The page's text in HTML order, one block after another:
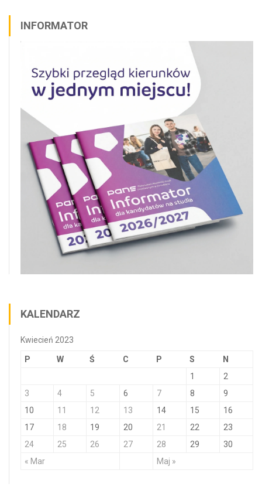
INFORMATOR
KALENDARZ
Kwiecień 2023
P W Ś C P S N
« Mar Maj »
1
2
3
4 5 6 7 8
9
10
11 12 13 14 15
16
17
18 19 20 21 22
23
24
25 26 27 28 29 30